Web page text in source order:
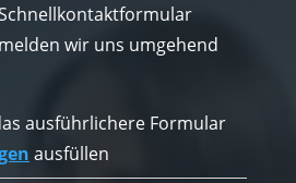
wir uns umgehend
ausführlichere Formular
ausfüllen